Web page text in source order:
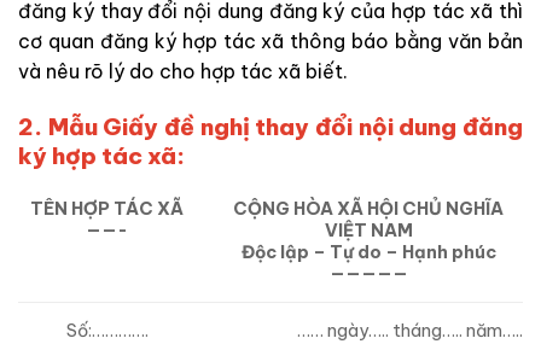
đăng ký thay đổi nội dung đăng ký của hợp tác xã thì
cơ quan đăng ký hợp tác xã thông báo bằng văn bản
và nêu rõ lý do cho hợp tác xã biết.
2. Mẫu Giấy đề nghị thay đổi nội dung đăng
ký hợp tác xã:
TÊN HỢP TÁC XÃ
——-
CỘNG HÒA XÃ HỘI CHỦ NGHĨA
VIỆT NAM
Độc lập – Tự do – Hạnh phúc
—————
Số:…………. …… ngày….. tháng….. năm…..